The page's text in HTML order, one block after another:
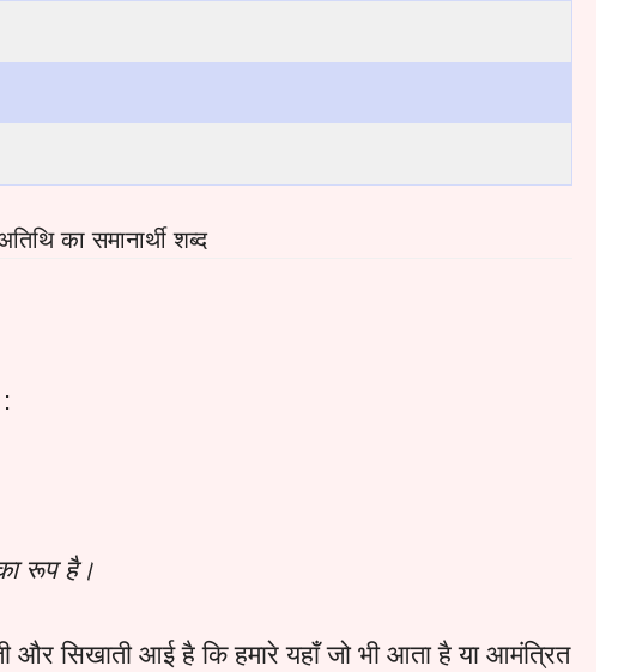
का समानार्थी शब्द
रूप है।
और सिखाती आई है कि हमारे यहाँ जो भी आता है या आमंत्रित